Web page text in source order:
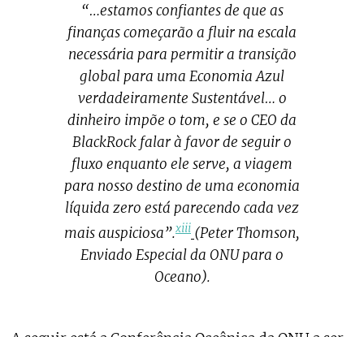
“…estamos confiantes de que as
finanças começarão a fluir na escala
necessária para permitir a transição
global para uma Economia Azul
verdadeiramente Sustentável… o
dinheiro impõe o tom, e se o CEO da
BlackRock falar à favor de seguir o
fluxo enquanto ele serve, a viagem
para nosso destino de uma economia
líquida zero está parecendo cada vez
mais auspiciosa”.xiii (Peter Thomson,
Enviado Especial da ONU para o
Oceano).